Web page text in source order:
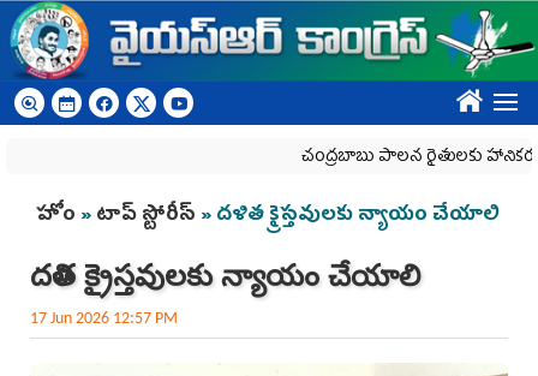
Skip to main content
????
చంద్రబాబు పాలన రైతులకు హానికరం
You are here
హోం »టాప్ స్టోరీస్ » దళిత క్రైస్తవులకు న్యాయం చేయాలి
దళిత క్రైస్తవులకు న్యాయం చేయాలి
17 Jun 2026 12:57 PM